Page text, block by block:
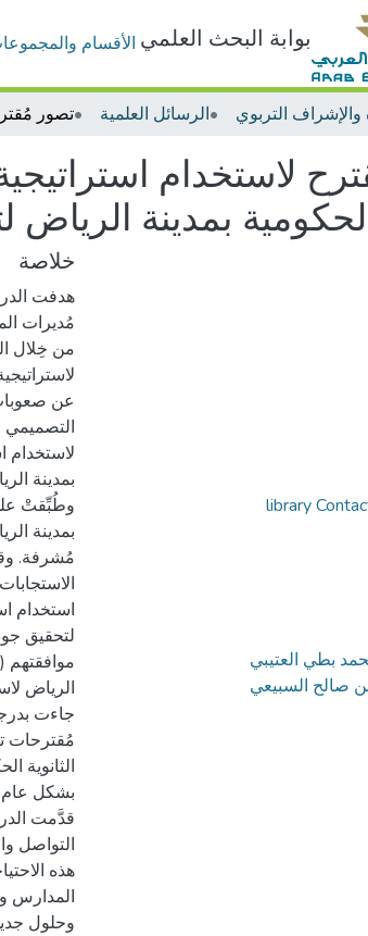
بوابة البحث العلمي الأقسام
والإشراف التربوي الرسائل العلمية
لاستخدام
الحكومية بمدينة الرياض
library
بطي العتيبي
صالح السبيعي
خلاصة
هدفت
مُديرات
من خِلال
عن صعوبات
التصميمي
لاستخدام
بمدينة
وطُبِّقتْ
مُشرفة.
استخدام
لتحقيق
الرياض
مُقترحات
الثانوية
قدَّمت
التواصل
هذه
المدارس